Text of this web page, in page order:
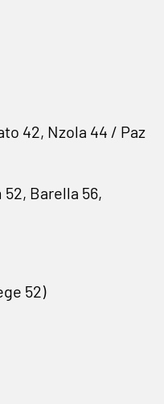
42, Nzola 44 / Paz
Barella 56,
52)